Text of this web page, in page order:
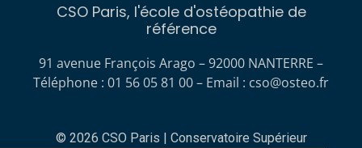
CSO Paris, l'école d'ostéopathie de
référence
91 avenue François Arago – 92000 NANTERRE –
Téléphone : 01 56 05 81 00 – Email : cso@osteo.fr
© 2026 CSO Paris | Conservatoire Supérieur